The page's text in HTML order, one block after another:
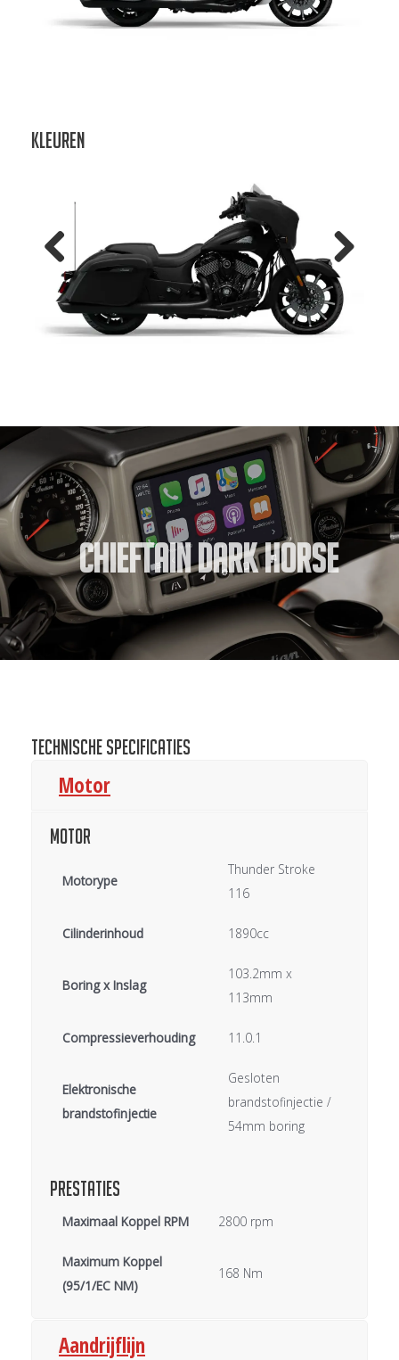
Kleuren
Previo
us
Next
Chieftain Dark Horse
Technische specificaties
Motor
Motor
Motorype
Thunder Stroke
116
Cilinderinhoud 1890cc
Boring x Inslag
103.2mm x
113mm
Compressieverhouding 11.0.1
Elektronische
brandstofinjectie
Gesloten
brandstofinjectie /
54mm boring
Prestaties
Maximaal Koppel RPM 2800 rpm
Maximum Koppel
(95/1/EC NM)
168 Nm
Aandrijflijn